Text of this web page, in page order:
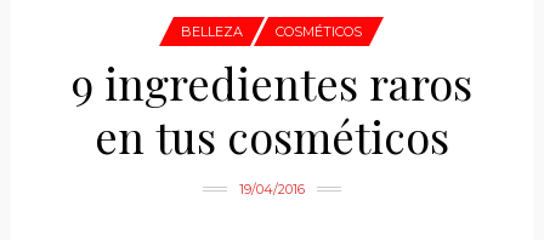
BELLEZA COSMÉTICOS
9 ingredientes raros
en tus cosméticos
19/04/2016